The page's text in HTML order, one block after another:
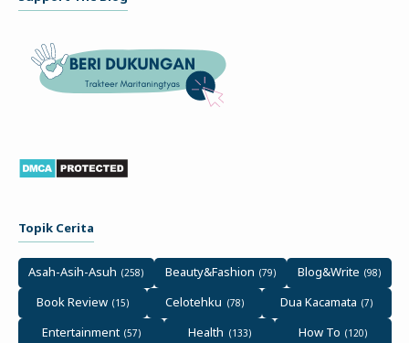
Topik Cerita
Asah-Asih-Asuh Beauty&Fashion
Blog&Write
Book Review
Celotehku
Dua Kacamata
Entertainment
Health
How To